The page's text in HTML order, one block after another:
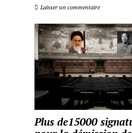
Laisser un commentaire
Plus de15000